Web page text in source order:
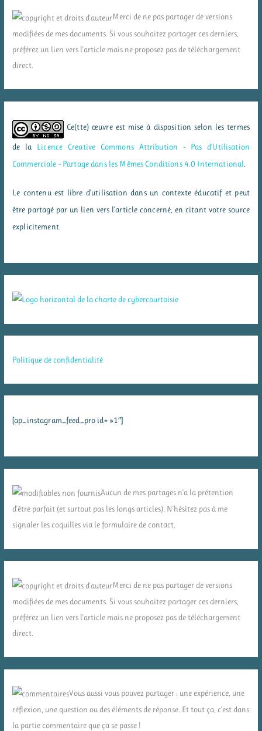
Merci de ne pas partager de versions
modifiées de mes documents. Si vous souhaitez partager ces derniers,
préférez un lien vers l'article mais ne proposez pas de téléchargement
direct.
Ce(tte) œuvre est mise à disposition selon les termes
de la Licence Creative Commons Attribution - Pas d’Utilisation
Commerciale - Partage dans les Mêmes Conditions 4.0 International
Le contenu est libre d'utilisation dans un contexte éducatif et peut
être partagé par un lien vers l'article concerné, en citant votre source
explicitement.
Politique de confidentialité
[ap_instagram_feed_pro id= »1″]
Aucun de mes partages n'a la prétention
d'être parfait (et surtout pas les longs articles). N'hésitez pas à me
signaler les coquilles via le formulaire de contact.
Merci de ne pas partager de versions
modifiées de mes documents. Si vous souhaitez partager ces derniers,
préférez un lien vers l'article mais ne proposez pas de téléchargement
direct.
Vous aussi vous pouvez partager : une expérience, une
réflexion, une question ou des éléments de réponse. Et tout ça, c'est dans
la partie commentaire que ça se passe !